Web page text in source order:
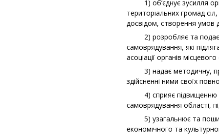
1) об’єднує зусилля
територіальних громад
досвідом, створення умов
2) розробляє та подає
самоврядування, які
асоціації органів
3) надає методичну,
здійсненні ними своїх
4) сприяє підвищенню
самоврядування області,
5) узагальнює та
економічного та